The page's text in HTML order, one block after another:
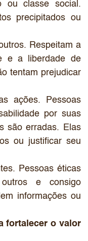
ou classe social.
precipitados ou
Respeitam a
e a liberdade de
tentam prejudicar
ações. Pessoas
por suas
são erradas. Elas
ou justificar seu
Pessoas éticas
e consigo
informações ou
fortalecer o valor